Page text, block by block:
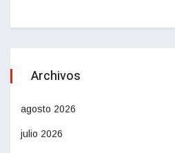
Archivos
agosto 2026
julio 2026